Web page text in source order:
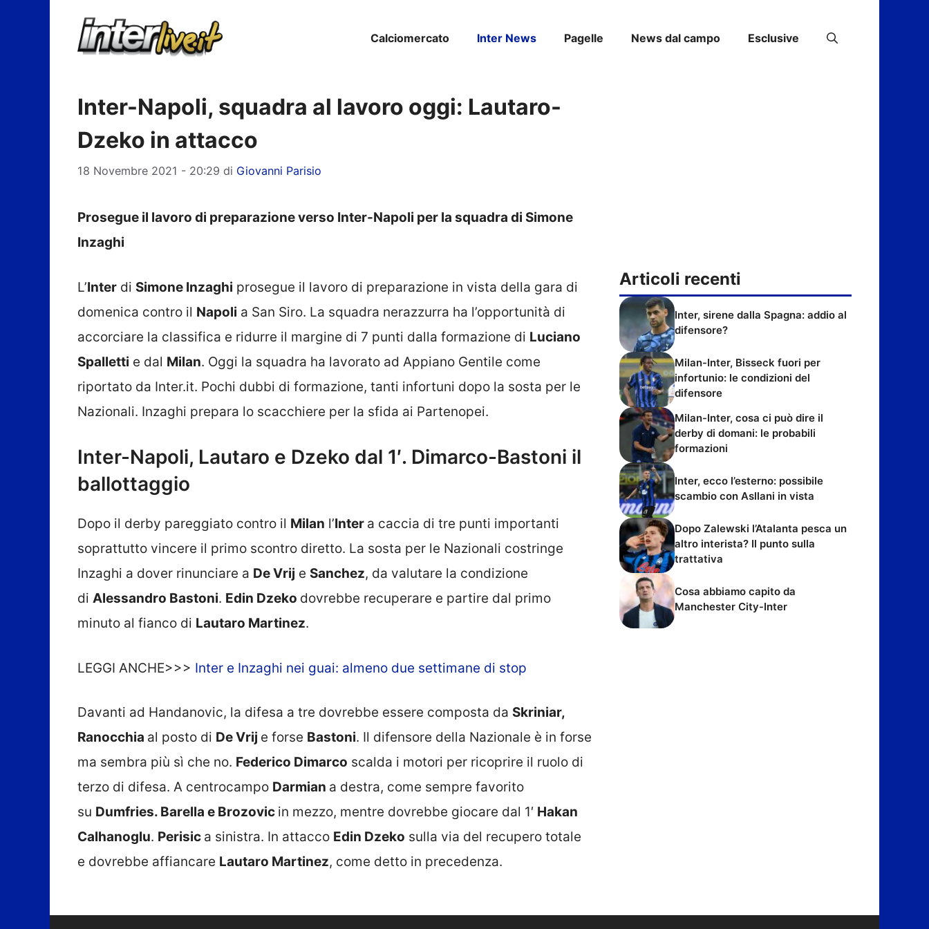
Calciomercato Inter News Pagelle News dal campo Esclusive
Inter-Napoli, squadra al lavoro oggi: Lautaro-
Dzeko in attacco
18 Novembre 2021 - 20:29 di Giovanni Parisio
Prosegue il lavoro di preparazione verso Inter-Napoli per la squadra di Simone
Inzaghi
L’Inter di Simone Inzaghi prosegue il lavoro di preparazione in vista della gara di
domenica contro il Napoli a San Siro. La squadra nerazzurra ha l’opportunità di
accorciare la classifica e ridurre il margine di 7 punti dalla formazione di Luciano
Spalletti e dal Milan. Oggi la squadra ha lavorato ad Appiano Gentile come
riportato da Inter.it. Pochi dubbi di formazione, tanti infortuni dopo la sosta per le
Nazionali. Inzaghi prepara lo scacchiere per la sfida ai Partenopei.
Inter-Napoli, Lautaro e Dzeko dal 1′. Dimarco-Bastoni il
ballottaggio
Dopo il derby pareggiato contro il Milan l’Inter a caccia di tre punti importanti
soprattutto vincere il primo scontro diretto. La sosta per le Nazionali costringe
Inzaghi a dover rinunciare a De Vrij e Sanchez, da valutare la condizione
di Alessandro Bastoni. Edin Dzeko dovrebbe recuperare e partire dal primo
minuto al fianco di Lautaro Martinez.
LEGGI ANCHE>>> Inter e Inzaghi nei guai: almeno due settimane di stop
Davanti ad Handanovic, la difesa a tre dovrebbe essere composta da Skriniar,
Ranocchia al posto di De Vrij e forse Bastoni. Il difensore della Nazionale è in forse
ma sembra più sì che no. Federico Dimarco scalda i motori per ricoprire il ruolo di
terzo di difesa. A centrocampo Darmian a destra, come sempre favorito
su Dumfries. Barella e Brozovic in mezzo, mentre dovrebbe giocare dal 1′ Hakan
Calhanoglu. Perisic a sinistra. In attacco Edin Dzeko sulla via del recupero totale
e dovrebbe affiancare Lautaro Martinez, come detto in precedenza.
Articoli recenti
Inter, sirene dalla Spagna: addio al
difensore?
Milan-Inter, Bisseck fuori per
infortunio: le condizioni del
difensore
Milan-Inter, cosa ci può dire il
derby di domani: le probabili
formazioni
Inter, ecco l’esterno: possibile
scambio con Asllani in vista
Dopo Zalewski l’Atalanta pesca un
altro interista? Il punto sulla
trattativa
Cosa abbiamo capito da
Manchester City-Inter